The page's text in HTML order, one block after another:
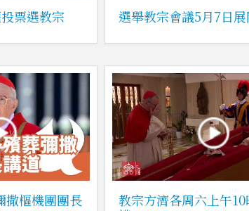
票選教宗 選舉教宗會議5月7日展
撒樞機團團長
教宗方濟各周六上午